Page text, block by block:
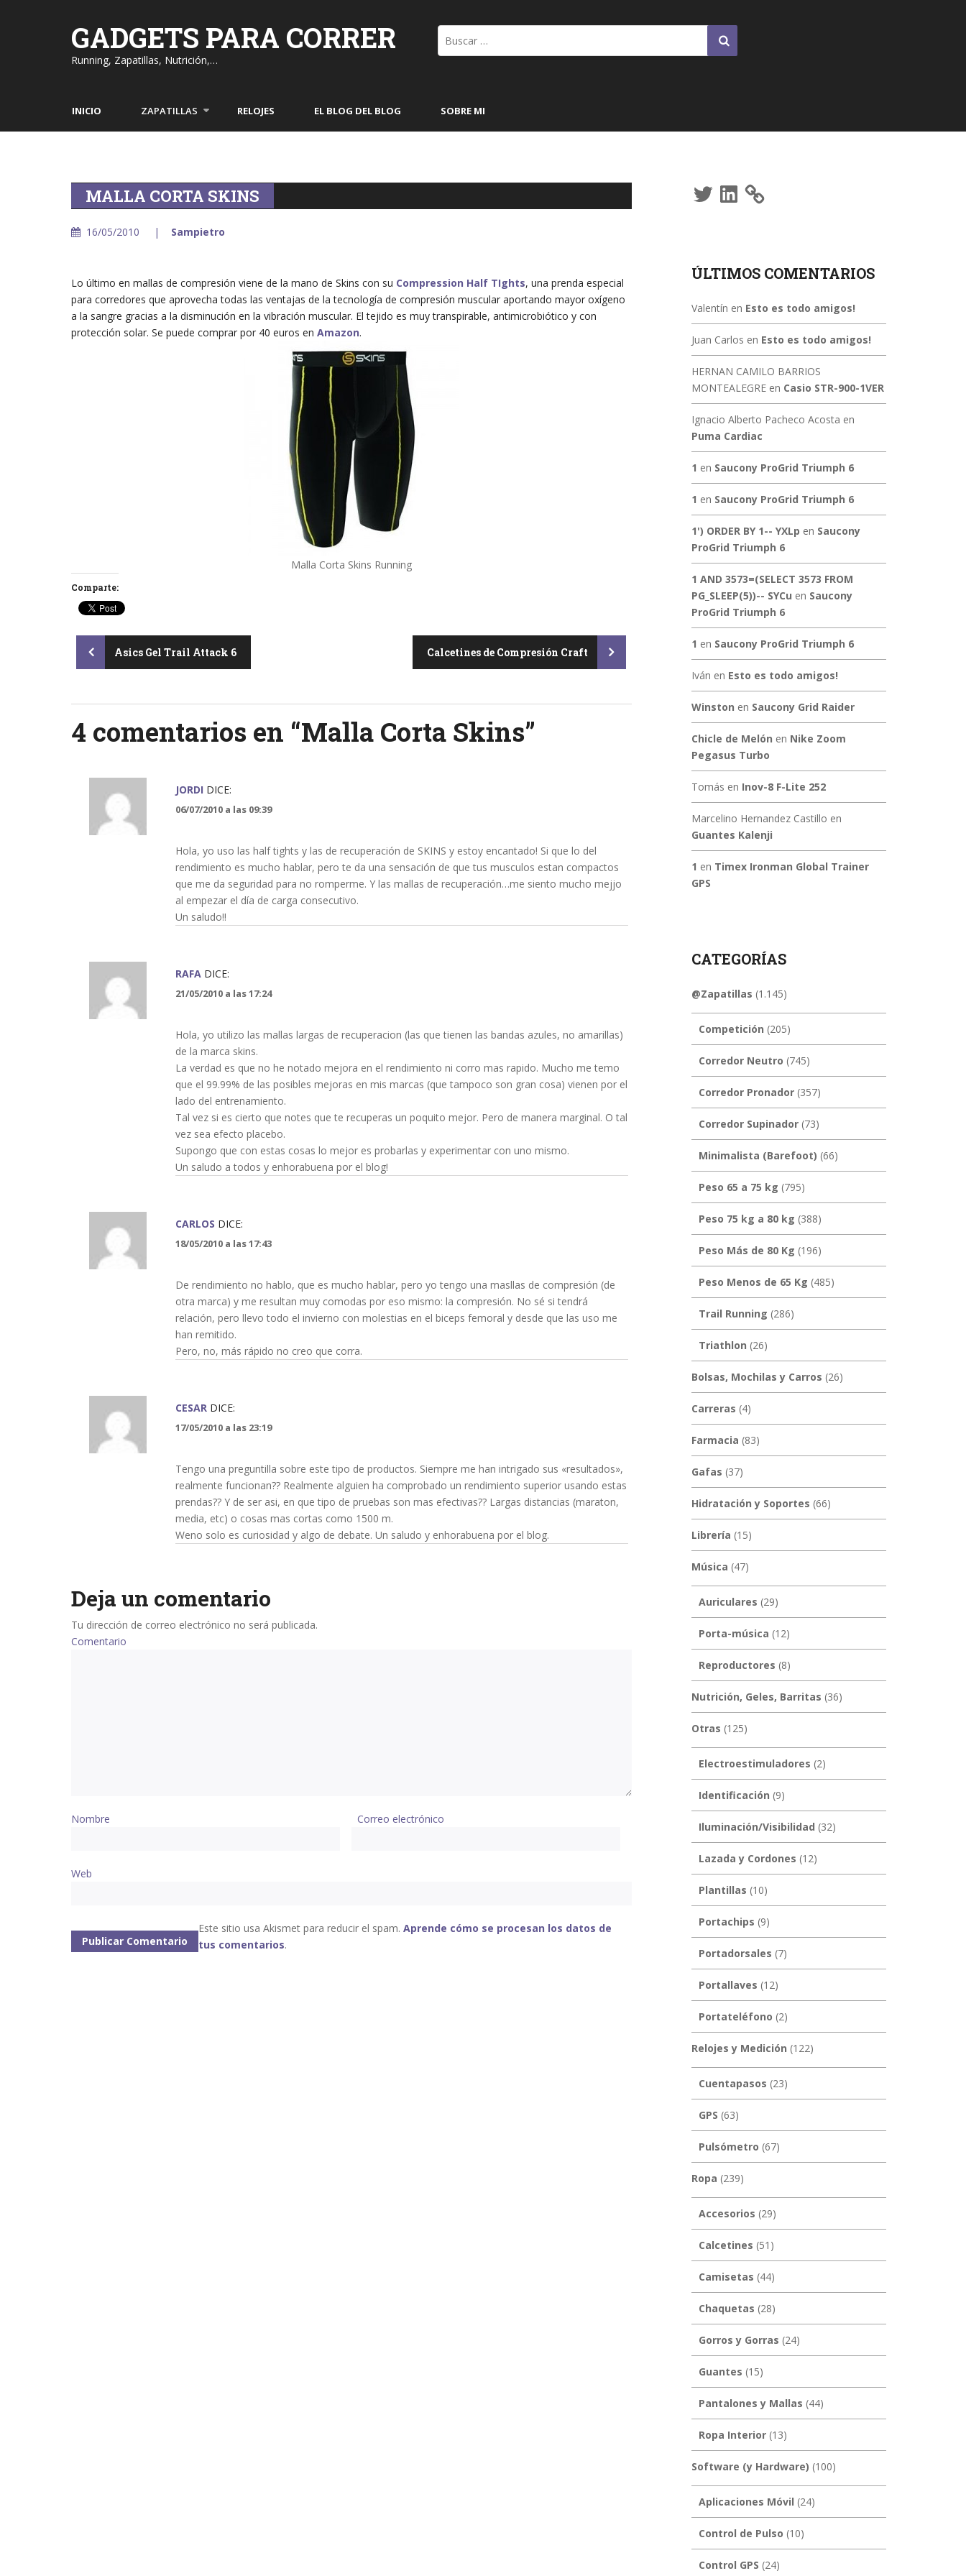
GADGETS PARA CORRER
Running, Zapatillas, Nutrición,…
INICIO ZAPATILLAS RELOJES EL BLOG DEL BLOG SOBRE MI
MALLA CORTA SKINS
16/05/2010 Sampietro
Lo último en mallas de compresión viene de la mano de Skins con su Compression Half TIghts, una prenda especial
para corredores que aprovecha todas las ventajas de la tecnología de compresión muscular aportando mayor oxígeno
a la sangre gracias a la disminución en la vibración muscular. El tejido es muy transpirable, antimicrobiótico y con
protección solar. Se puede comprar por 40 euros en Amazon.
Malla Corta Skins Running
Comparte:
Post
navigation
Asics Gel Trail Attack 6 Calcetines de Compresión Craft
4 comentarios en “Malla Corta Skins”
JORDI DICE:
06/07/2010 a las 09:39
Hola, yo uso las half tights y las de recuperación de SKINS y estoy encantado! Si que lo del
rendimiento es mucho hablar, pero te da una sensación de que tus musculos estan compactos
que me da seguridad para no romperme. Y las mallas de recuperación…me siento mucho mejjo
al empezar el día de carga consecutivo.
Un saludo!!
RAFA DICE:
21/05/2010 a las 17:24
Hola, yo utilizo las mallas largas de recuperacion (las que tienen las bandas azules, no amarillas)
de la marca skins.
La verdad es que no he notado mejora en el rendimiento ni corro mas rapido. Mucho me temo
que el 99.99% de las posibles mejoras en mis marcas (que tampoco son gran cosa) vienen por el
lado del entrenamiento.
Tal vez si es cierto que notes que te recuperas un poquito mejor. Pero de manera marginal. O tal
vez sea efecto placebo.
Supongo que con estas cosas lo mejor es probarlas y experimentar con uno mismo.
Un saludo a todos y enhorabuena por el blog!
CARLOS DICE:
18/05/2010 a las 17:43
De rendimiento no hablo, que es mucho hablar, pero yo tengo una masllas de compresión (de
otra marca) y me resultan muy comodas por eso mismo: la compresión. No sé si tendrá
relación, pero llevo todo el invierno con molestias en el biceps femoral y desde que las uso me
han remitido.
Pero, no, más rápido no creo que corra.
CESAR DICE:
17/05/2010 a las 23:19
Tengo una preguntilla sobre este tipo de productos. Siempre me han intrigado sus «resultados»,
realmente funcionan?? Realmente alguien ha comprobado un rendimiento superior usando estas
prendas?? Y de ser asi, en que tipo de pruebas son mas efectivas?? Largas distancias (maraton,
media, etc) o cosas mas cortas como 1500 m.
Weno solo es curiosidad y algo de debate. Un saludo y enhorabuena por el blog.
Deja un comentario
Tu dirección de correo electrónico no será publicada.
Comentario
Nombre Correo electrónico
Web
Este sitio usa Akismet para reducir el spam. Aprende cómo se procesan los datos de
tus comentarios.
TwitterLinkedIn
ÚLTIMOS COMENTARIOS
Valentín en Esto es todo amigos!
Juan Carlos en Esto es todo amigos!
HERNAN CAMILO BARRIOS
MONTEALEGREen Casio STR-900-1VER
Ignacio Alberto Pacheco Acosta en
Puma Cardiac
1 en Saucony ProGrid Triumph 6
1 en Saucony ProGrid Triumph 6
1') ORDER BY 1-- YXLp en Saucony
ProGrid Triumph 6
1 AND 3573=(SELECT 3573 FROM
PG_SLEEP(5))-- SYCu en Saucony
ProGrid Triumph 6
1 en Saucony ProGrid Triumph 6
Iván en Esto es todo amigos!
Winston en Saucony Grid Raider
Chicle de Melón en Nike Zoom
Pegasus Turbo
Tomás en Inov-8 F-Lite 252
Marcelino Hernandez Castillo en
Guantes Kalenji
1 en Timex Ironman Global Trainer
GPS
CATEGORÍAS
@Zapatillas (1.145)
Competición (205)
Corredor Neutro (745)
Corredor Pronador(357)
Corredor Supinador(73)
Minimalista (Barefoot) (66)
Peso 65 a 75 kg (795)
Peso 75 kg a 80 kg (388)
Peso Más de 80 Kg (196)
Peso Menos de 65 Kg (485)
Trail Running (286)
Triathlon (26)
Bolsas, Mochilas y Carros (26)
Carreras (4)
Farmacia (83)
Gafas (37)
Hidratación y Soportes (66)
Librería (15)
Música (47)
Auriculares (29)
Porta-música (12)
Reproductores (8)
Nutrición, Geles, Barritas (36)
Otras (125)
Electroestimuladores (2)
Identificación (9)
Iluminación/Visibilidad (32)
Lazada y Cordones (12)
Plantillas (10)
Portachips (9)
Portadorsales (7)
Portallaves (12)
Portateléfono (2)
Relojes y Medición (122)
Cuentapasos (23)
GPS (63)
Pulsómetro (67)
Ropa (239)
Accesorios (29)
Calcetines (51)
Camisetas (44)
Chaquetas (28)
Gorros y Gorras (24)
Guantes (15)
Pantalones y Mallas (44)
Ropa Interior(13)
Software (y Hardware) (100)
Aplicaciones Móvil (24)
Control de Pulso (10)
Control GPS (24)